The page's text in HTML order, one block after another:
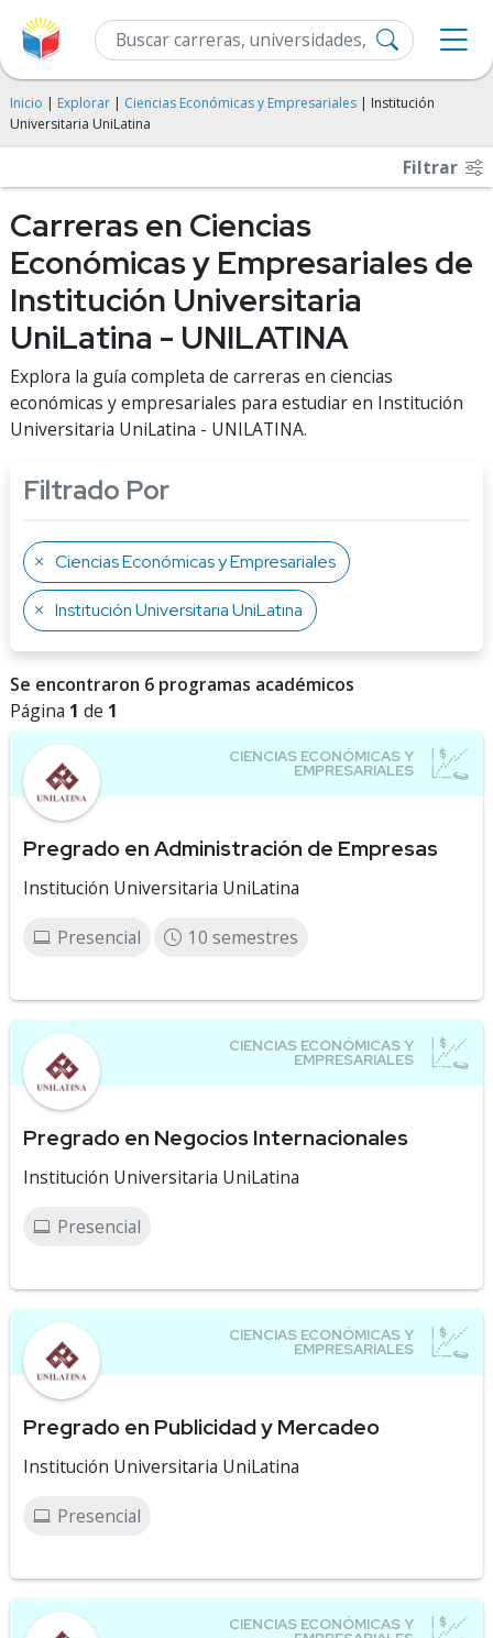
Inicio | Explorar | Ciencias Económicas y Empresariales | Institución
Universitaria UniLatina
Filtrar
Carreras en Ciencias
Económicas y Empresariales de
Institución Universitaria
UniLatina - UNILATINA
Explora la guía completa de carreras en ciencias
económicas y empresariales para estudiar en Institución
Universitaria UniLatina - UNILATINA.
Filtrado Por
Ciencias Económicas y Empresariales
Institución Universitaria UniLatina
Se encontraron 6 programas académicos
Página 1 de 1
Pregrado en Administración de Empresas
Institución Universitaria UniLatina
Presencial 10 semestres
Pregrado en Negocios Internacionales
Institución Universitaria UniLatina
Presencial
Pregrado en Publicidad y Mercadeo
Institución Universitaria UniLatina
Presencial